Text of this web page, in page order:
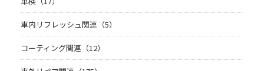
車内リフレッシュ関連（5）
コーティング関連（12）